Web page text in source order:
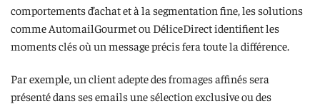
comportements d’achat et à la segmentation fine, les solutions
comme AutomailGourmet ou DéliceDirect identifient les
moments clés où un message précis fera toute la différence.
Par exemple, un client adepte des fromages affinés sera
présenté dans ses emails une sélection exclusive ou des